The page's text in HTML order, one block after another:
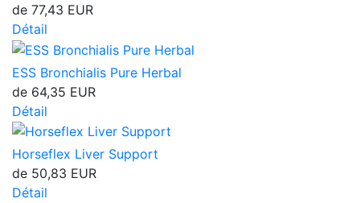
de 77,43 EUR
Détail
ESS Bronchialis Pure Herbal
de 64,35 EUR
Détail
Horseflex Liver Support
de 50,83 EUR
Détail